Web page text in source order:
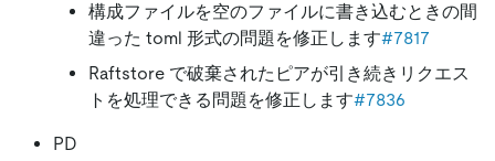
構成ファイルを空のファイルに書き込むときの間
違った toml 形式の問題を修正します#7817
Raftstore で破棄されたピアが引き続きリクエス
トを処理できる問題を修正します#7836
PD